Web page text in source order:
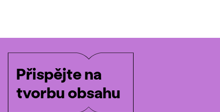
Přispějte na
tvorbu obsahu